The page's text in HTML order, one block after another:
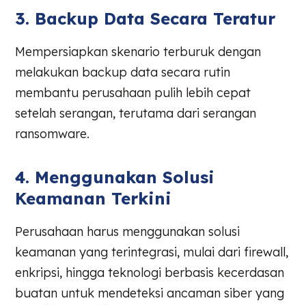
3. Backup Data Secara Teratur
Mempersiapkan skenario terburuk dengan
melakukan backup data secara rutin
membantu perusahaan pulih lebih cepat
setelah serangan, terutama dari serangan
ransomware.
4. Menggunakan Solusi
Keamanan Terkini
Perusahaan harus menggunakan solusi
keamanan yang terintegrasi, mulai dari firewall,
enkripsi, hingga teknologi berbasis kecerdasan
buatan untuk mendeteksi ancaman siber yang